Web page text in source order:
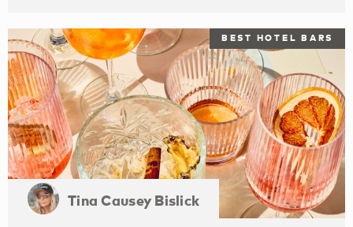
BEST HOTEL BARS
Tina Causey Bislick